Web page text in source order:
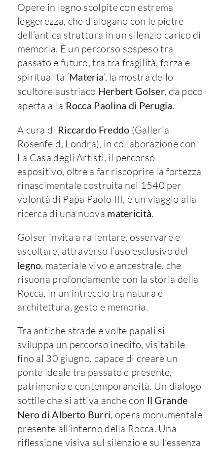
Opere in legno scolpite con estrema
leggerezza, che dialogano con le pietre
dell’antica struttura in un silenzio carico di
memoria. È un percorso sospeso tra
passato e futuro, tra tra fragilità, forza e
spiritualità ‘Materia‘, la mostra dello
scultore austriaco Herbert Golser, da poco
aperta alla Rocca Paolina di Perugia.
A cura di Riccardo Freddo (Galleria
Rosenfeld, Londra), in collaborazione con
La Casa degli Artisti, il percorso
espositivo, oltre a far riscoprire la fortezza
rinascimentale costruita nel 1540 per
volontà di Papa Paolo III, è un viaggio alla
ricerca di una nuova matericità.
Golser invita a rallentare, osservare e
ascoltare, attraverso l’uso esclusivo del
legno, materiale vivo e ancestrale, che
risuona profondamente con la storia della
Rocca, in un intreccio tra natura e
architettura, gesto e memoria.
Tra antiche strade e volte papali si
sviluppa un percorso inedito, visitabile
fino al 30 giugno, capace di creare un
ponte ideale tra passato e presente,
patrimonio e contemporaneità. Un dialogo
sottile che si attiva anche con Il Grande
Nero di Alberto Burri, opera monumentale
presente all’interno della Rocca. Una
riflessione visiva sul silenzio e sull’essenza